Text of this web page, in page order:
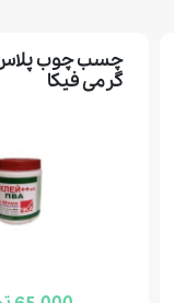
گرمی فیکا